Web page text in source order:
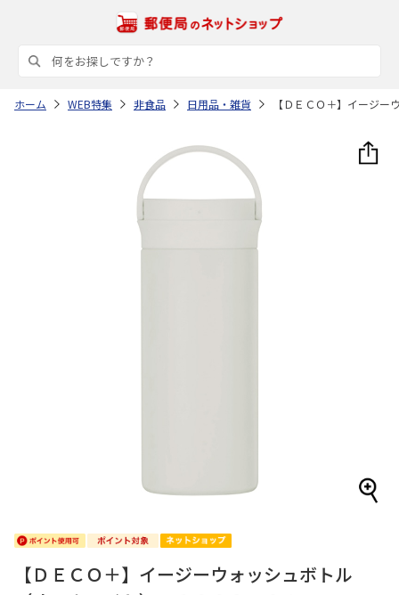
ホーム WEB特集 非食品 日用品・雑貨 【ＤＥＣＯ＋】イージ
【ＤＥＣＯ＋】イージーウォッシュボトル